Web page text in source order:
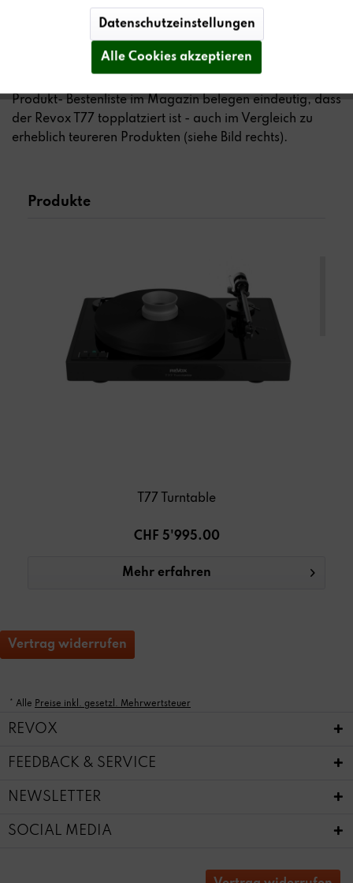
Bedeutung von Vinyl und dabei besonders unseren
Revox T77 in seinem Editorial bewusst hervor (Bild
Produkt- Bestenliste im Magazin belegen eindeutig, dass
der Revox T77 topplatziert ist - auch im Vergleich zu
erheblich teureren Produkten (siehe Bild rechts).
Produkte
PLATTENSPIELER
T77 Turntable
CHF 5'995.00
Mehr erfahren
Vertrag widerrufen
* Alle Preise inkl. gesetzl. Mehrwertsteuer
REVOX
FEEDBACK & SERVICE
NEWSLETTER
SOCIAL MEDIA
Datenschutzeinstellungen
Alle Cookies akzeptieren